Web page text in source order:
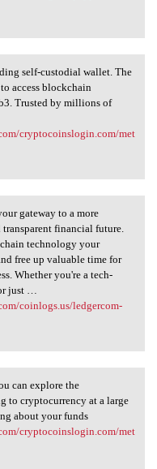
self
self-custodial wallet. The
access blockchain
Trusted by millions of
cryptocoinslogin.com/met
is your
gateway to a more
financial future.
technology your
free up valuable time for
Whether you're a tech-
just …
coinlogs.us/ledgercom-
you can
can explore the
to cryptocurrency at a large
about your funds
cryptocoinslogin.com/met